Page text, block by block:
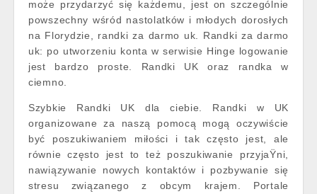
może przydarzyć się każdemu, jest on szczególnie
powszechny wśród nastolatków i młodych dorosłych
na Florydzie, randki za darmo uk. Randki za darmo
uk: po utworzeniu konta w serwisie Hinge logowanie
jest bardzo proste. Randki UK oraz randka w
ciemno.
Szybkie Randki UK dla ciebie. Randki w UK
organizowane za naszą pomocą mogą oczywiście
być poszukiwaniem miłości i tak często jest, ale
równie często jest to też poszukiwanie przyjaŸni,
nawiązywanie nowych kontaktów i pozbywanie się
stresu związanego z obcym krajem. Portale